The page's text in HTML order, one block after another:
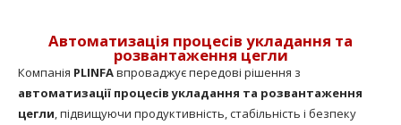
Автоматизація процесів укладання та
розвантаження цегли
Компанія PLINFAвпроваджує передові рішення з
автоматизації процесів укладання та розвантаження
цегли, підвищуючи продуктивність, стабільність і безпеку